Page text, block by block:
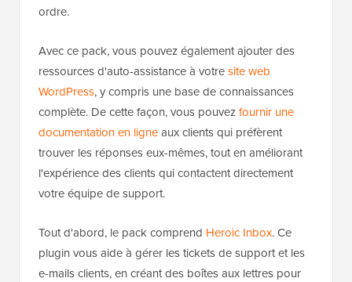
ordre.
Avec ce pack, vous pouvez également ajouter des
ressources d'auto-assistance à votresite web
WordPress, y compris une base de connaissances
complète. De cette façon, vous pouvezfournir une
documentation en ligneaux clients qui préfèrent
trouver les réponses eux-mêmes, tout en améliorant
l'expérience des clients qui contactent directement
votre équipe de support.
Tout d'abord, le pack comprend Heroic Inbox. Ce
plugin vous aide à gérer les tickets de support et les
e-mails clients, en créant des boîtes aux lettres pour